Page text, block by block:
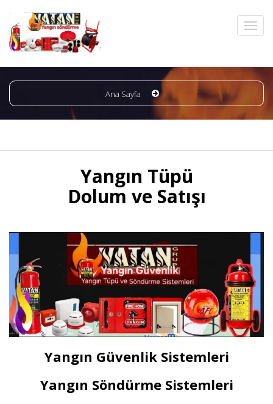
Ana Sayfa
Yangın Tüpü
Dolum ve Satışı
Yangın Güvenlik Sistemleri
Yangın Söndürme Sistemleri